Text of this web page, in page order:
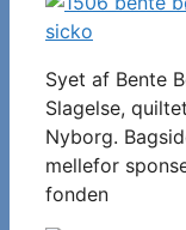
Syet af Bente
Slagelse,
Nyborg.
mellefor
fonden